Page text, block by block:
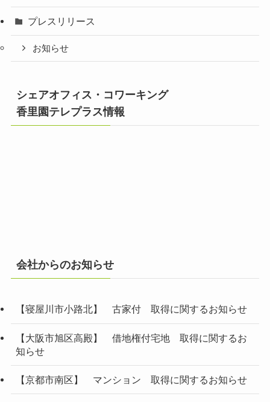
プレスリリース
お知らせ
シェアオフィス・コワーキング
香里園テレプラス情報
会社からのお知らせ
【寝屋川市小路北】 古家付 取得に関するお知らせ
【大阪市旭区高殿】 借地権付宅地 取得に関するお
知らせ
【京都市南区】 マンション 取得に関するお知らせ